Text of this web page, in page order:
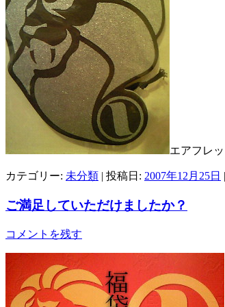
エアフレ
カテゴリー: 未分類 | 投稿日: 2007年12月25日 |
ご満足していただけましたか？
コメントを残す